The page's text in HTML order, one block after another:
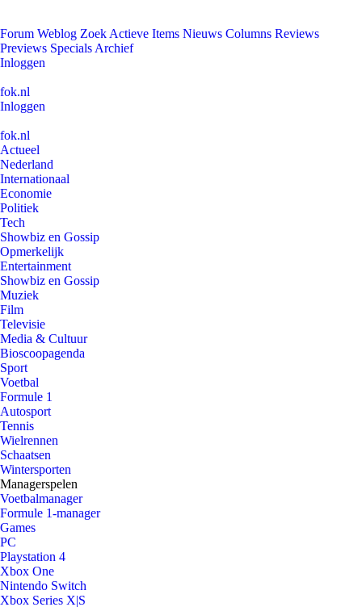
Forum Weblog Zoek Actieve Items Nieuws Columns Reviews
Previews Specials Archief
Inloggen
fok.nl
Inloggen
fok.nl
Actueel
Nederland
Internationaal
Economie
Politiek
Tech
Showbiz en Gossip
Opmerkelijk
Entertainment
Showbiz en Gossip
Muziek
Film
Televisie
Media & Cultuur
Bioscoopagenda
Sport
Voetbal
Formule 1
Autosport
Tennis
Wielrennen
Schaatsen
Wintersporten
Managerspelen
Voetbalmanager
Formule 1-manager
Games
PC
Playstation 4
Xbox One
Nintendo Switch
Xbox Series X|S